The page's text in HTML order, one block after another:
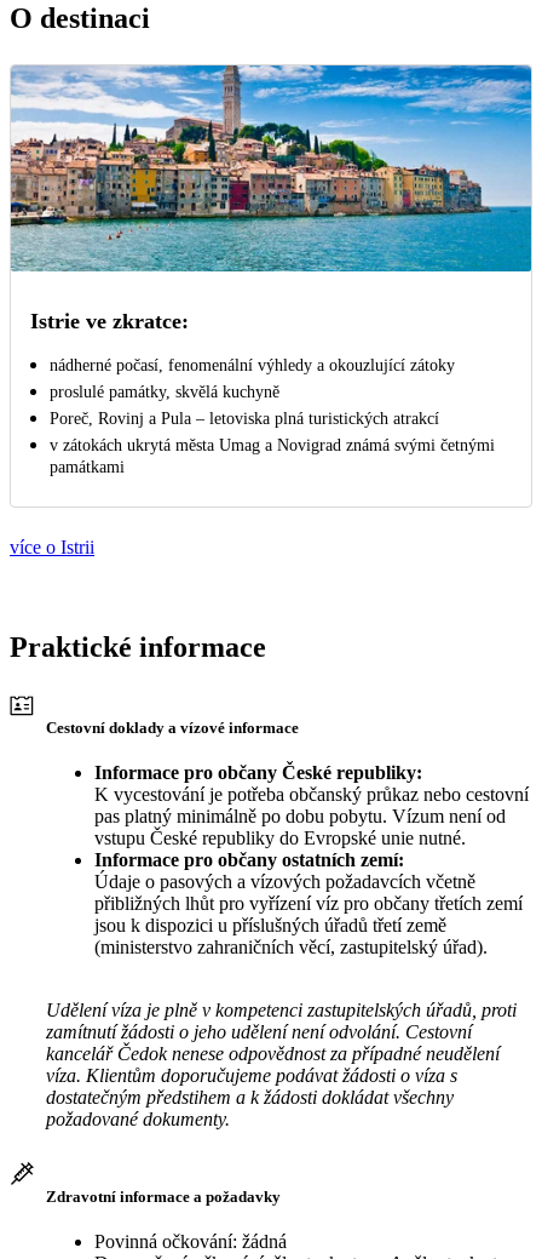
O destinaci
Istrie ve zkratce:
nádherné počasí, fenomenální výhledy a okouzlující zátoky
proslulé památky, skvělá kuchyně
Poreč, Rovinj a Pula – letoviska plná turistických atrakcí
v zátokách ukrytá města Umag a Novigrad známá svými četnými
památkami
více o Istrii
Praktické informace
Cestovní doklady a vízové informace
Informace pro občany České republiky:
K vycestování je potřeba občanský průkaz nebo cestovní
pas platný minimálně po dobu pobytu. Vízum není od
vstupu České republiky do Evropské unie nutné.
Informace pro občany ostatních zemí:
Údaje o pasových a vízových požadavcích včetně
přibližných lhůt pro vyřízení víz pro občany třetích zemí
jsou k dispozici u příslušných úřadů třetí země
(ministerstvo zahraničních věcí, zastupitelský úřad).
Udělení víza je plně v kompetenci zastupitelských úřadů, proti
zamítnutí žádosti o jeho udělení není odvolání. Cestovní
kancelář Čedok nenese odpovědnost za případné neudělení
víza. Klientům doporučujeme podávat žádosti o víza s
dostatečným předstihem a k žádosti dokládat všechny
požadované dokumenty.
Zdravotní informace a požadavky
Povinná očkování: žádná